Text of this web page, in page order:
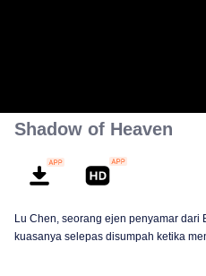
Shadow of Heaven
Lu Chen, seorang ejen penyamar dari
kuasanya selepas disumpah ketika